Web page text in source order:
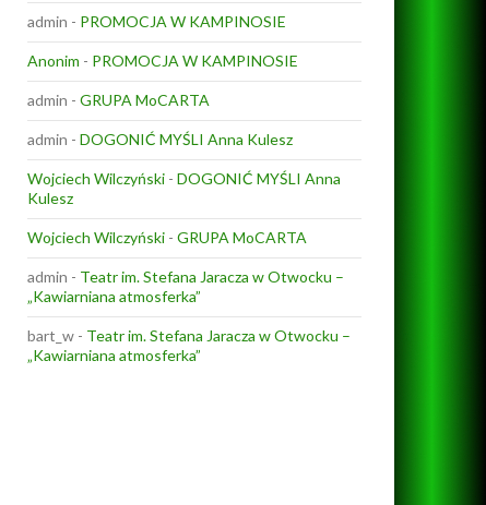
admin - PROMOCJA W KAMPINOSIE
Anonim - PROMOCJA W KAMPINOSIE
admin - GRUPA MoCARTA
admin - DOGONIĆ MYŚLI Anna Kulesz
Wojciech Wilczyński - DOGONIĆ MYŚLI Anna
Kulesz
Wojciech Wilczyński - GRUPA MoCARTA
admin - Teatr im. Stefana Jaracza w Otwocku –
„Kawiarniana atmosferka”
bart_w - Teatr im. Stefana Jaracza w Otwocku –
„Kawiarniana atmosferka”